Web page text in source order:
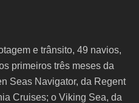
e trânsito, 49 navios,
primeiros três meses da
Seas Navigator, da Regent
Cruises; o Viking Sea, da